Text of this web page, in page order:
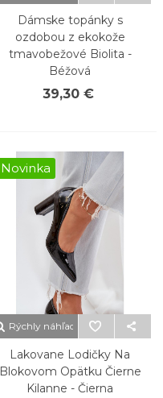
Dámske topánky s
ozdobou z ekokože
tmavobežové Biolita -
Béžová
39,30 €
Novinka
Rýchly náhľad
Lakovane Lodičky Na
Blokovom Opätku Čierne
Kilanne - Čierna